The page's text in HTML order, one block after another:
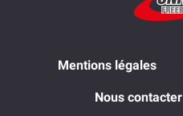
Mentions légales
Nous contacter